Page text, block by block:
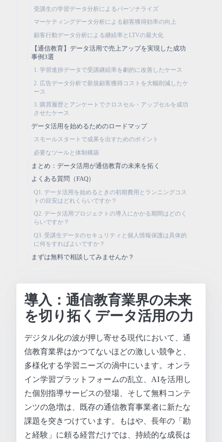
受講生の学習データ分析によるパーソナライズ
マーケティングデータ分析による顧客獲得効率の向上
顧客行動データ分析による継続率とLTVの最大化
【通信教育】データ活用で売上アップを実現した成功
事例3選
1. 学習進捗データで受講継続率を劇的に改善したケース
2. 広告データ分析で新規顧客獲得コストを大幅削減したケ
ース
3. 購買履歴とアンケートでクロスセル・アップセルを成功
させたケース
データ活用を始めるためのロードマップ
スモールスタートで成果を出すためのポイント
必要なツールと体制構築
まとめ：データ活用が通信教育の未来を拓く
よくある質問（FAQ）
Q1. データ活用を始めるときの初期費用とランニングコス
トの目安はどれくらいですか？
Q2. データ活用プロジェクトの導入にかかる期間はどのく
らいですか？
Q3. 受講生データのセキュリティと個人情報保護は具体的
に何をすればよいですか？
まずは無料で相談してみませんか？
導入：通信教育業界の未来
を切り拓くデータ活用の力
デジタル化の波が押し寄せる現代において、通
信教育業界はかつてないほどの激しい競争と、
多様化する学習ニーズの渦中にいます。オンラ
イン学習プラットフォームの乱立、AIを活用し
た個別指導サービスの登場、そして無料コンテ
ンツの急増は、既存の通信教育事業者に新たな
課題を突きつけています。もはや、長年の「勘
と経験」に頼る経営だけでは、持続的な成長は